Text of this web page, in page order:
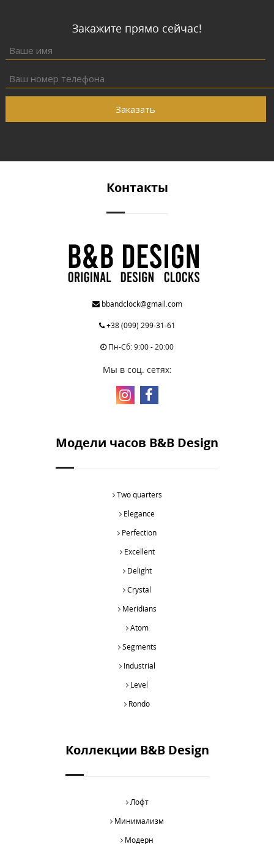
Закажите прямо сейчас!
Заказать
Контакты
bbandclock@gmail.com
+38 (099) 299-31-61
Пн-Сб: 9:00 - 20:00
Мы в соц. сетях:
Модели часов B&B Design
Two quarters
Elegance
Perfection
Excellent
Delight
Crystal
Meridians
Atom
Segments
Industrial
Level
Rondo
Коллекции B&B Design
Лофт
Минимализм
Модерн